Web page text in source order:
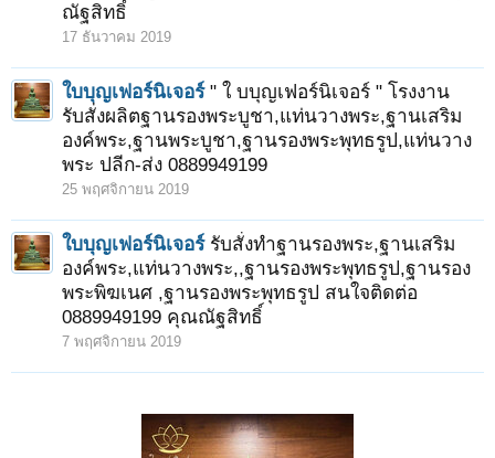
ณัฐสิทธิ์
17 ธันวาคม 2019
ใบบุญเฟอร์นิเจอร์ " ใ บบุญเฟอร์นิเจอร์ " โรงงาน
รับสั่งผลิตฐานรองพระบูชา,แท่นวางพระ,ฐานเสริม
องค์พระ,ฐานพระบูชา,ฐานรองพระพุทธรูป,แท่นวาง
พระ ปลีก-ส่ง 0889949199
25 พฤศจิกายน 2019
ใบบุญเฟอร์นิเจอร์ รับสั่งทำฐานรองพระ,ฐานเสริม
องค์พระ,แท่นวางพระ,,ฐานรองพระพุทธรูป,ฐานรอง
พระพิฆเนศ ,ฐานรองพระพุทธรูป สนใจติดต่อ
0889949199 คุณณัฐสิทธิ์
7 พฤศจิกายน 2019